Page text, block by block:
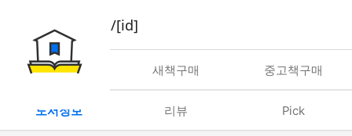
book/rent/[id]
대여 새책구매 중고책구매
도서정보 리뷰 Pick